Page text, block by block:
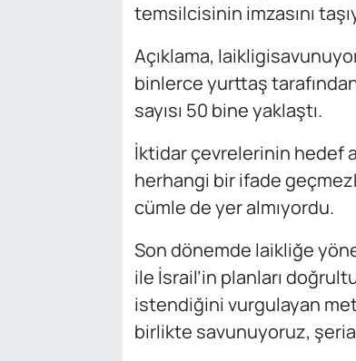
temsilcisinin imzasını
Açıklama,
binlerce yurttaş
sayısı 50 bine yaklaştı.
İktidar çevrelerinin hedef
herhangi bir ifade
cümle de yer almıyordu.
Son dönemde laikliğe
ile İsrail’in planları
istendiğini vurgulayan
birlikte savunuyoruz,